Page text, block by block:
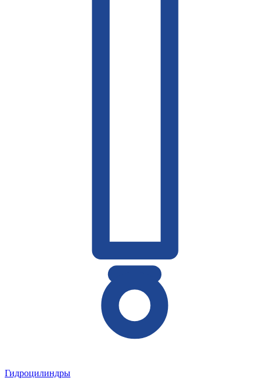
Гидроцилиндры